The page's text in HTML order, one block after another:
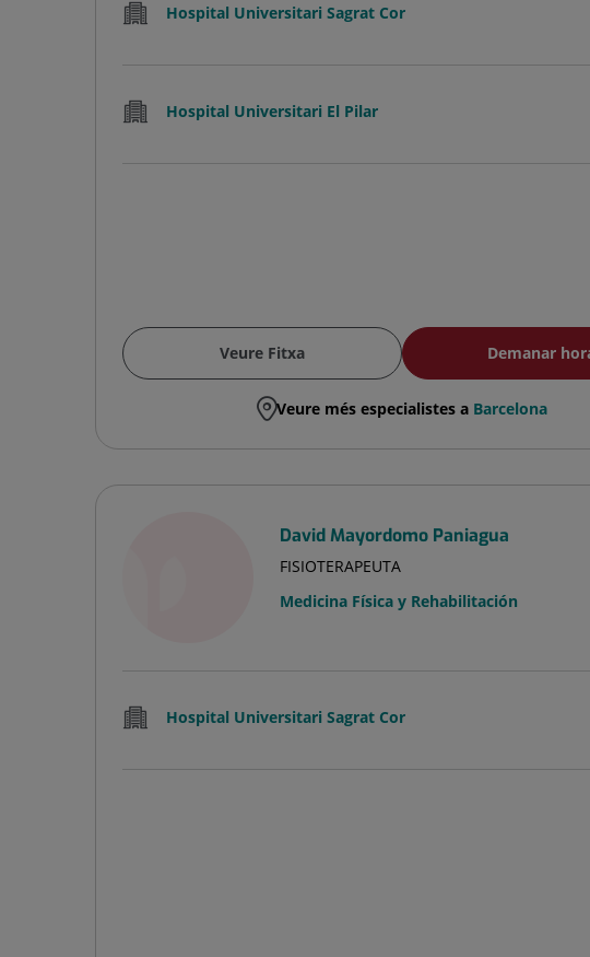
Hospital Universitari Sagrat Cor
Hospital Universitari El Pilar
Veure Fitxa Demanar
Veure més especialistes a Barcelona
David Mayordomo Paniagua
FISIOTERAPEUTA
Medicina Física y Rehabilitación
Hospital Universitari Sagrat Cor